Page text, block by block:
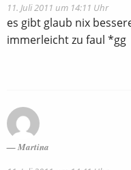
11. Juli 2011 um 14:11 Uhr
es gibt glaub nix
immerleicht zu faul *gg
Martina